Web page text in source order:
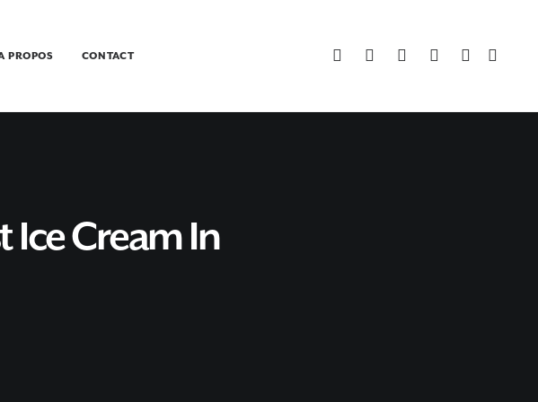
PROPOS CONTACT
Ice Cream In